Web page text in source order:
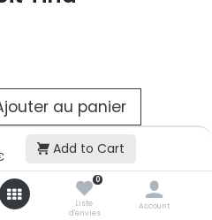
Add to Cart
0
Liste
d'envies
Account
au panier
cet article dans votre panier
indisponible.